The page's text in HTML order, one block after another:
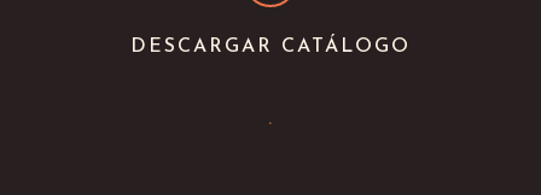
DESCARGAR CATÁLOGO
.